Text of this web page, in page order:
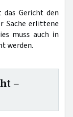
das Gericht den
Sache erlittene
muss auch in
werden.
–